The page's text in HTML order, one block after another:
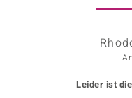
Leider ist